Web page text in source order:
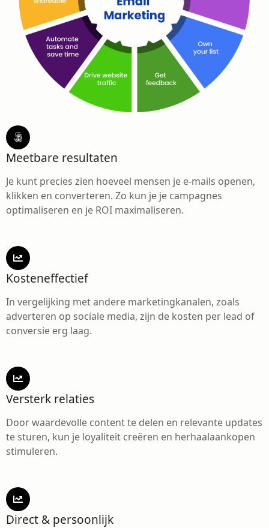
Meetbare resultaten
Je kunt precies zien hoeveel mensen je e-mails openen,
klikken en converteren. Zo kun je je campagnes
optimaliseren en je ROI maximaliseren.
Kosteneffectief
In vergelijking met andere marketingkanalen, zoals
adverteren op sociale media, zijn de kosten per lead of
conversie erg laag.
Versterk relaties
Door waardevolle content te delen en relevante updates
te sturen, kun je loyaliteit creëren en herhaalaankopen
stimuleren.
Direct & persoonlijk